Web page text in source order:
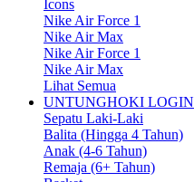
Icons
Nike Air Force 1
Nike Air Max
Nike Air Force 1
Nike Air Max
Lihat Semua
UNTUNGHOKI LOGIN
Sepatu Laki-Laki
Balita (Hingga 4 Tahun)
Anak (4-6 Tahun)
Remaja (6+ Tahun)